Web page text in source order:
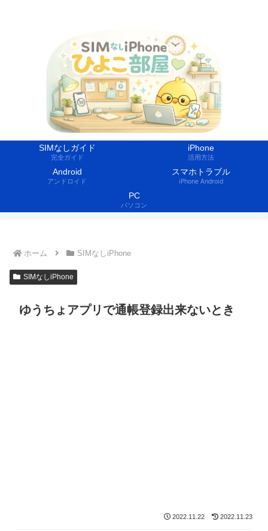
SIMなしガイド
完全ガイド
iPhone
活用方法
Android
アンドロイド
スマホトラブル
iPhone Android
PC
パソコン
ホーム SIMなしiPhone
SIMなしiPhone
ゆうちょアプリで通帳登録出来ないとき
2022.11.22 2022.11.23